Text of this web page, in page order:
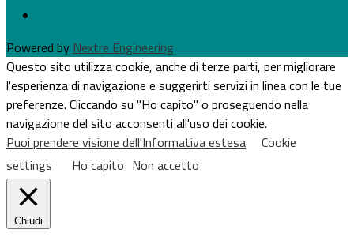
Powered by Nextre Engineering
Questo sito utilizza cookie, anche di terze parti, per migliorare
l'esperienza di navigazione e suggerirti servizi in linea con le tue
preferenze. Cliccando su "Ho capito" o proseguendo nella
navigazione del sito acconsenti all'uso dei cookie.
Puoi prendere visione dell'Informativa estesa
Cookie
settings
Ho capito Non accetto
Chiudi